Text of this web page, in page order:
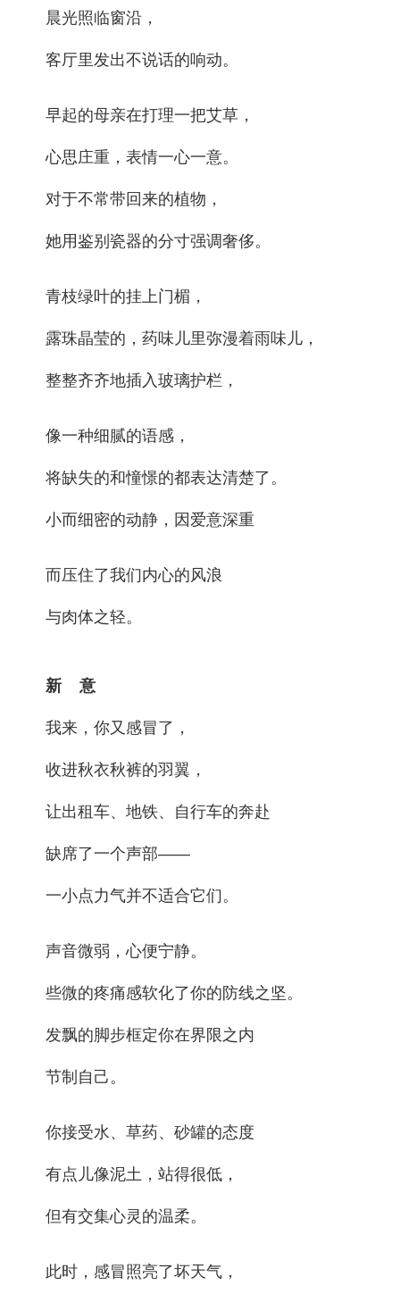
晨光照临窗沿，
客厅里发出不说话的响动。
早起的母亲在打理一把艾草，
心思庄重，表情一心一意。
对于不常带回来的植物，
她用鉴别瓷器的分寸强调奢侈。
青枝绿叶的挂上门楣，
露珠晶莹的，药味儿里弥漫着雨味儿，
整整齐齐地插入玻璃护栏，
像一种细腻的语感，
将缺失的和憧憬的都表达清楚了。
小而细密的动静，因爱意深重
而压住了我们内心的风浪
与肉体之轻。
新 意
我来，你又感冒了，
收进秋衣秋裤的羽翼，
让出租车、地铁、自行车的奔赴
缺席了一个声部——
一小点力气并不适合它们。
声音微弱，心便宁静。
些微的疼痛感软化了你的防线之坚。
发飘的脚步框定你在界限之内
节制自己。
你接受水、草药、砂罐的态度
有点儿像泥土，站得很低，
但有交集心灵的温柔。
此时，感冒照亮了坏天气，